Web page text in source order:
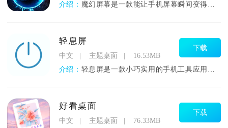
介绍： 魔幻屏幕是一款能让手机屏幕瞬间变得酷炫又个性的美化应用，它通
轻息屏
中文 主题桌面
16.53MB
介绍： 轻息屏是一款小巧实用的手机工具应用，主打优雅便捷的息屏操作体
下载
好看桌面
中文 主题桌面
76.33MB
下载